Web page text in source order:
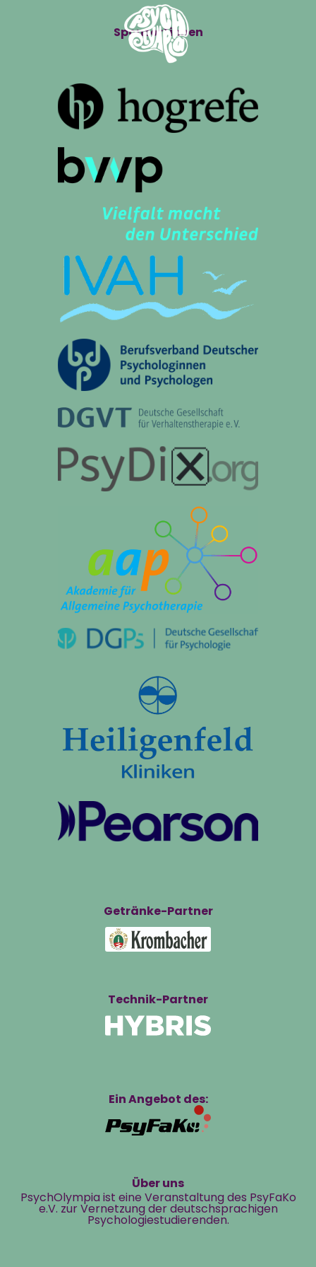
Sponsor*innen
Getränke-Partner
Technik-Partner
Ein Angebot des:
Über uns
PsychOlympia ist eine Veranstaltung des PsyFaKo
e.V. zur Vernetzung der deutschsprachigen
Psychologiestudierenden.